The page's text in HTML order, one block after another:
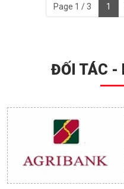
Page 1 / 3 1
ĐỐI TÁC -